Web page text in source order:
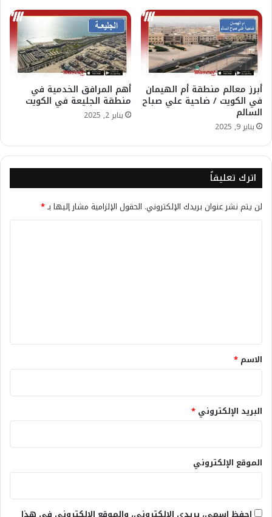
أبرز معالم منطقة أم الهيمان
في الكويت / ضاحية علي صباح
السالم
يناير 9, 2025
أهم المرافق الخدمية في
منطقة الجليعة في الكويت
يناير 2, 2025
اترك تعليقاً
لن يتم نشر عنوان بريدك الإلكتروني. الحقول الإلزامية مشار إليها بـ*
*
الاسم *
البريد الإلكتروني *
الموقع الإلكتروني